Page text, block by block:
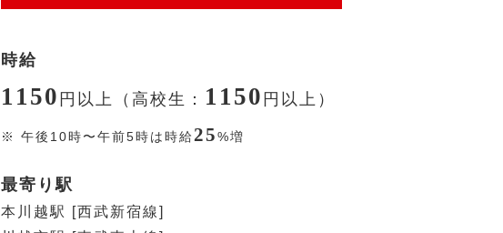
時給
1150 円 以上（高校生： 1150 円 以上）
※ 午後10時〜午前5時は時給25%増
最寄り駅
本川越駅 [西武新宿線]